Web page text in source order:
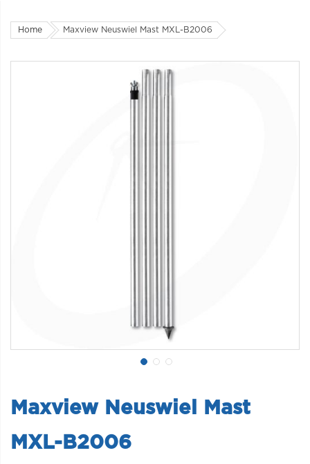
Home Maxview Neuswiel Mast MXL-B2006
Maxview Neuswiel Mast
MXL-B2006